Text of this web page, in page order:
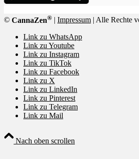
© CannaZen® Impressum | Alle Rechte
Link zu WhatsApp
Link zu Youtube
Link zu Instagram
Link zu TikTok
Link zu Facebook
Link zu X
Link zu LinkedIn
Link zu Pinterest
Link zu Telegram
Link zu Mail
Nach oben scrollen